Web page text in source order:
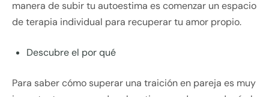
manera de subir tu autoestima es comenzar un espacio
de terapia individual para recuperar tu amor propio.
Descubre el por qué
Para saber cómo superar una traición en pareja es muy